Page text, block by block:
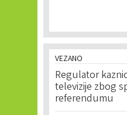
VEZANO
Regulator
televizije zbog
referendumu